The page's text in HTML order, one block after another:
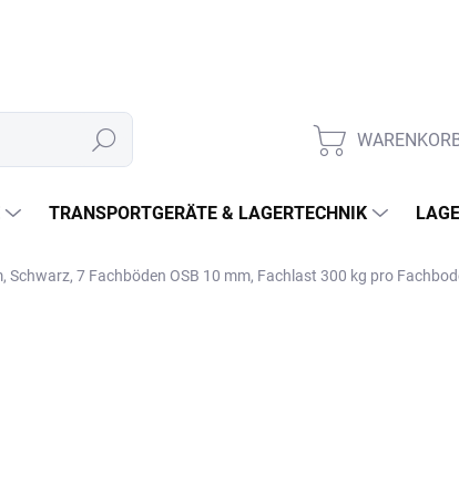
Suchen
TRANSPORTGERÄTE & LAGERTECHNIK
Schwarz, 7 Fachböden OSB 10 mm, Fachlast 300 kg pro